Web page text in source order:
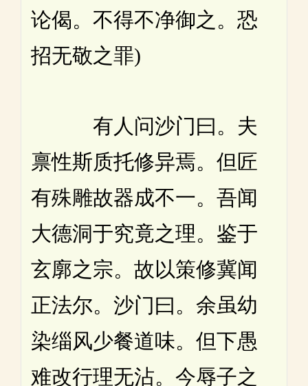
论偈。不得不净御之。恐
招无敬之罪)
有人问沙门曰。夫
禀性斯质托修异焉。但匠
有殊雕故器成不一。吾闻
大德洞于究竟之理。鉴于
玄廓之宗。故以策修冀闻
正法尔。沙门曰。余虽幼
染缁风少餐道味。但下愚
难改行理无沾。今辱子之